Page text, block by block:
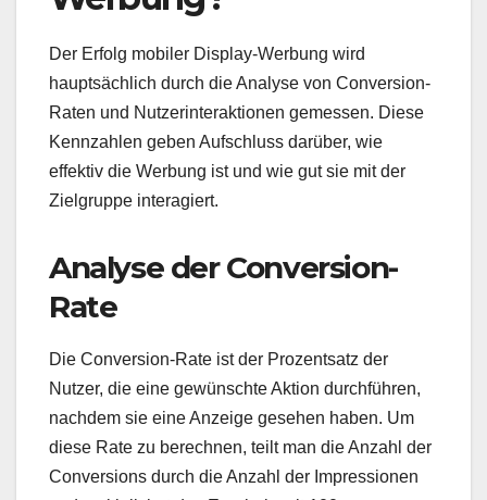
Der Erfolg mobiler Display-Werbung wird
hauptsächlich durch die Analyse von Conversion-
Raten und Nutzerinteraktionen gemessen. Diese
Kennzahlen geben Aufschluss darüber, wie
effektiv die Werbung ist und wie gut sie mit der
Zielgruppe interagiert.
Analyse der Conversion-
Rate
Die Conversion-Rate ist der Prozentsatz der
Nutzer, die eine gewünschte Aktion durchführen,
nachdem sie eine Anzeige gesehen haben. Um
diese Rate zu berechnen, teilt man die Anzahl der
Conversions durch die Anzahl der Impressionen